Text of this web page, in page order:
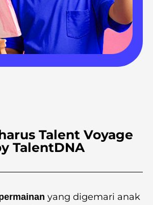
Talent Voyage
TalentDNA
yang digemari anak